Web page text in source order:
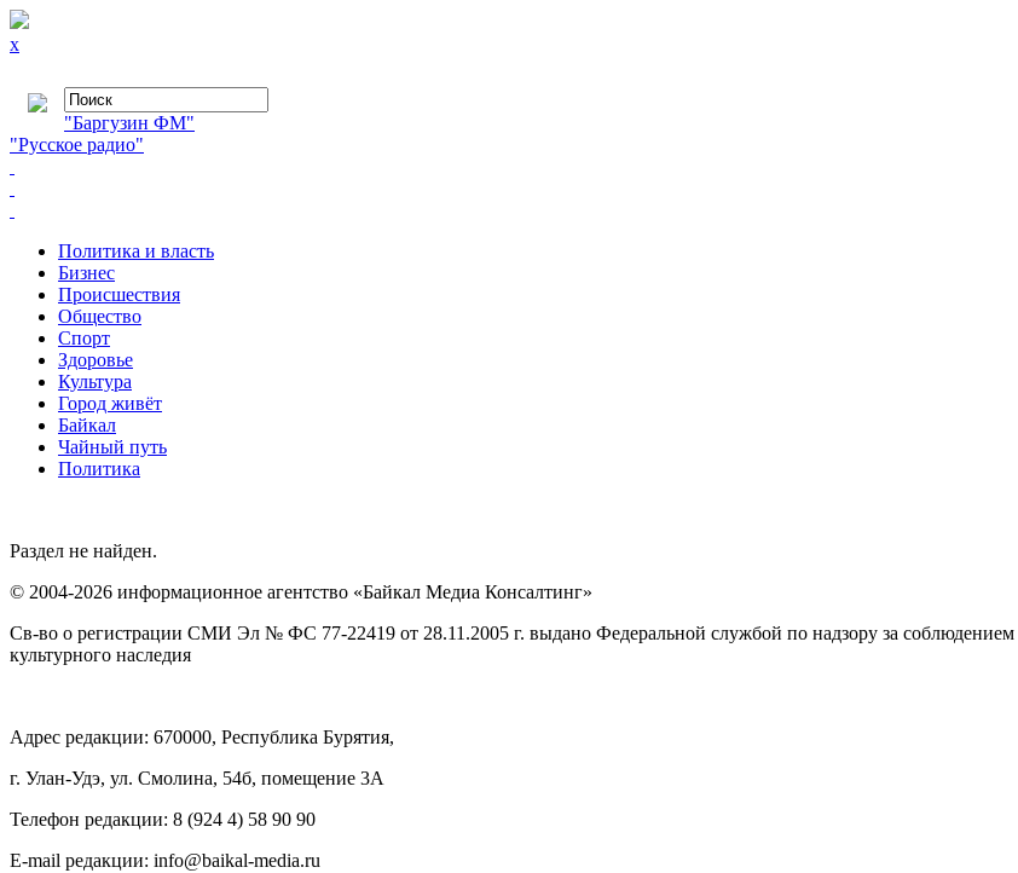
x
"Баргузин ФМ"
"Русское радио"
Политика и власть
Бизнес
Происшествия
Общество
Cпорт
Здоровье
Культура
Город живёт
Байкал
Чайный путь
Политика
Раздел не найден.
© 2004-2026 информационное агентство «Байкал Медиа Консалтинг»
Св-во о регистрации СМИ Эл № ФС 77-22419 от 28.11.2005 г. выдано Федеральной службой по надзору за соблюдением
культурного наследия
Адрес редакции: 670000, Республика Бурятия,
г. Улан-Удэ, ул. Смолина, 54б, помещение 3А
Телефон редакции: ‎‎8 (924 4) 58 90 90
E-mail редакции: info@baikal-media.ru